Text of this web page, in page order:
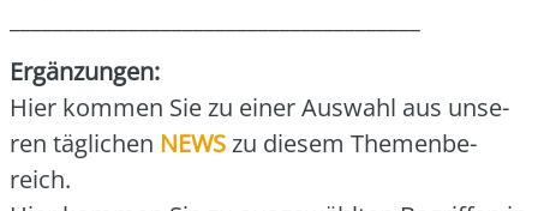
Ergän­zun­gen:
Hier kom­men Sie zu einer Aus­wahl aus unse­
ren täg­li­chen NEWSzu die­sem The­men­be­
reich.